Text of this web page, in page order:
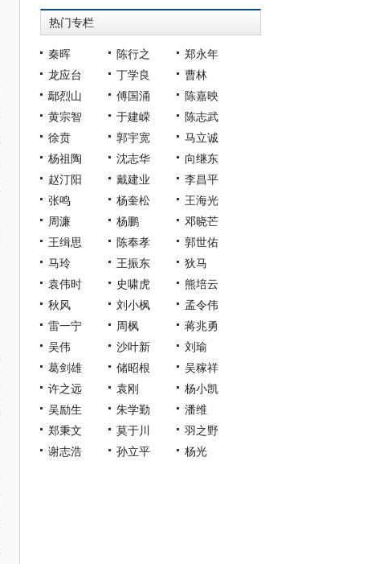
热门专栏
秦晖 陈行之
郑永年
龙应台
丁学良
曹林
鄢烈山
傅国涌
陈嘉映
黄宗智
于建嵘
陈志武
徐贲
郭宇宽
马立诚
杨祖陶
沈志华
向继东
赵汀阳
戴建业
李昌平
张鸣
杨奎松
王海光
周濂
杨鹏
邓晓芒
王缉思
陈奉孝
郭世佑
马玲
王振东
狄马
袁伟时
史啸虎
熊培云
秋风
刘小枫
孟令伟
雷一宁
周枫
蒋兆勇
吴伟
沙叶新
刘瑜
葛剑雄
储昭根
吴稼祥
许之远
袁刚
杨小凯
吴励生
朱学勤
潘维
郑秉文
莫于川
羽之野
谢志浩
孙立平 杨光